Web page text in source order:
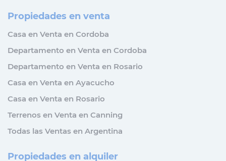
Propiedades en venta
Casa en Venta en Cordoba
Departamento en Venta en Cordoba
Departamento en Venta en Rosario
Casa en Venta en Ayacucho
Casa en Venta en Rosario
Terrenos en Venta en Canning
Todas las Ventas en Argentina
Propiedades en alquiler